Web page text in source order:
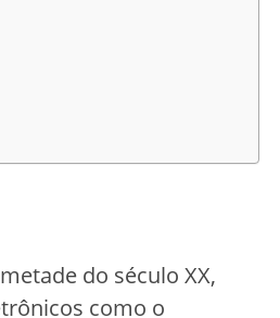
do século XX,
como o